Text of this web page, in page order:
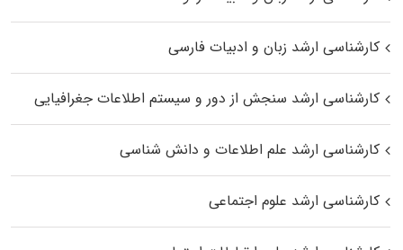
کارشناسی ارشد زبان و ادبیات فارسی
کارشناسی ارشد سنجش از دور و سیستم اطلاعات جغرافیایی
کارشناسی ارشد علم اطلاعات و دانش شناسی
کارشناسی ارشد علوم اجتماعی